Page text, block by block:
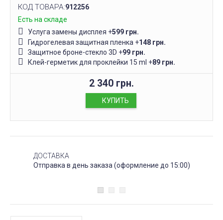
КОД ТОВАРА:912256
Есть на складе
Услуга замены дисплея +599 грн.
Гидрогелевая защитная пленка +148 грн.
Защитное броне-стекло 3D +99 грн.
Клей-герметик для проклейки 15 ml +89 грн.
2 340 грн.
КУПИТЬ
ДОСТАВКА
Отправка в день заказа (оформление до 15:00)